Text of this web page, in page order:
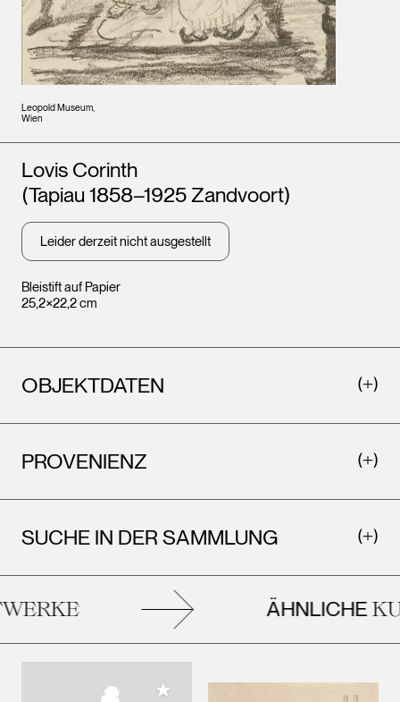
Leopold Museum,
Wien
Bleistift auf Papier
25,2×22,2 cm
Künstler*innen
Lovis Corinth
(Tapiau 1858–1925 Zandvoort)
Leider derzeit nicht ausgestellt
OBJEKTDATEN
PROVENIENZ
SUCHE IN DER SAMMLUNG
ÄHNLICHE
Meiner Sammlung hinzufügen